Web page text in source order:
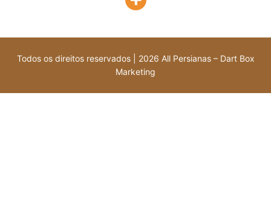
Todos os direitos reservados | 2026 All Persianas – Dart Box
Marketing